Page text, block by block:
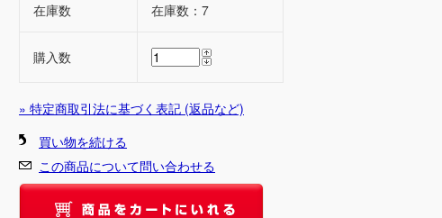
在庫数 在庫数：7
購入数
» 特定商取引法に基づく表記 (返品など)
買い物を続ける
この商品について問い合わせる